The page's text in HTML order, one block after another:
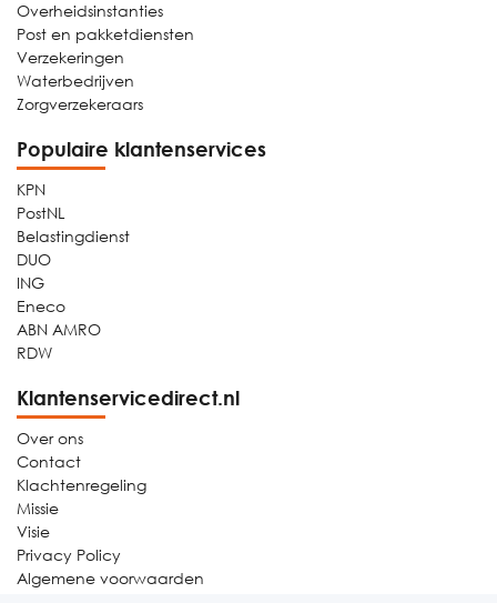
Overheidsinstanties
Post en pakketdiensten
Verzekeringen
Waterbedrijven
Zorgverzekeraars
Populaire klantenservices
KPN
PostNL
Belastingdienst
DUO
ING
Eneco
ABN AMRO
RDW
Klantenservicedirect.nl
Over ons
Contact
Klachtenregeling
Missie
Visie
Privacy Policy
Algemene voorwaarden